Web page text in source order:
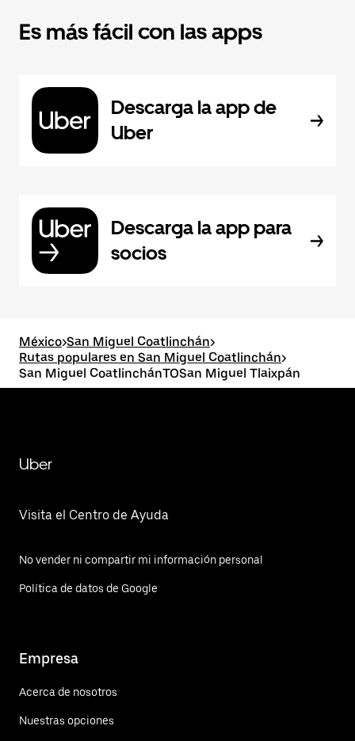
Es más fácil con las apps
Descarga la app de
Uber
Descarga la app para
socios
México>San Miguel Coatlinchán>
Rutas populares en San Miguel Coatlinchán>
San Miguel CoatlinchánTOSan Miguel Tlaixpán
Uber
Visita el Centro de Ayuda
No vender ni compartir mi información personal
Política de datos de Google
Empresa
Acerca de nosotros
Nuestras opciones